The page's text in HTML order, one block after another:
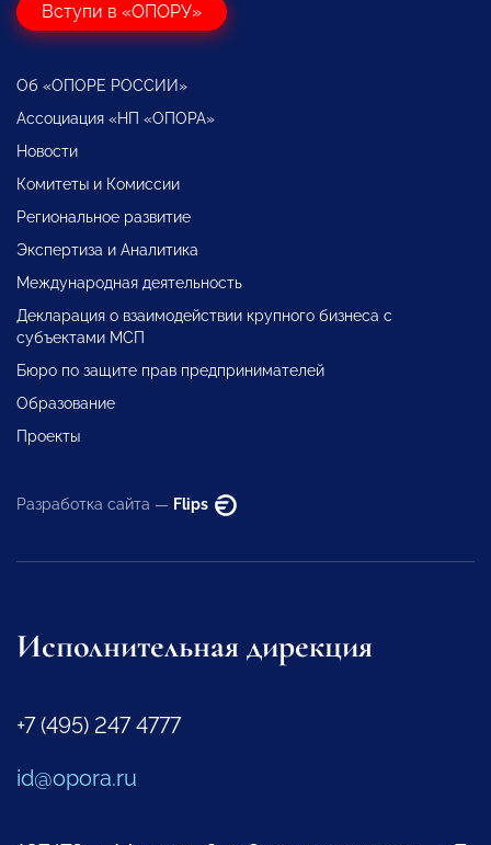
Вступи в «ОПОРУ»
Об «ОПОРЕ РОССИИ»
Ассоциация «НП «ОПОРА»
Новости
Комитеты и Комиссии
Региональное развитие
Экспертиза и Аналитика
Международная деятельность
Декларация о взаимодействии крупного бизнеса с
субъектами МСП
Бюро по защите прав предпринимателей
Образование
Проекты
Разработка сайта — Flips
Исполнительная дирекция
+7 (495) 247 4777
id@opora.ru